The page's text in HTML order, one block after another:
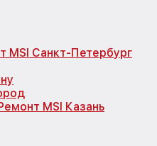
MSI Санкт-Петербург
MSI Казань